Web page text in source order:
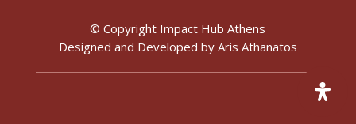
© Copyright Impact Hub Athens
Designed and Developed by Aris Athanatos